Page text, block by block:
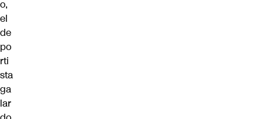
o,
el
de
po
rti
sta
ga
lar